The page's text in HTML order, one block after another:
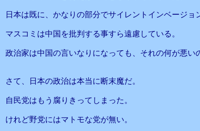
日本は既に、かなりの部分でサイレントインベージョ
マスコミは中国を批判する事すら遠慮している。
政治家は中国の言いなりになっても、それの何が悪い
さて、日本の政治は本当に断末魔だ。
自民党はもう腐りきってしまった。
けれど野党にはマトモな党が無い。